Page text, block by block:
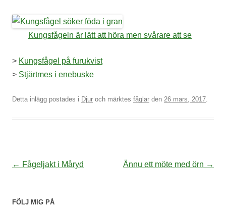
Kungsfågeln är lätt att höra men svårare att se
> Kungsfågel på furukvist
> Stjärtmes i enebuske
Detta inlägg postades i Djur och märktes fåglar den 26 mars, 2017
Inläggsnavigering
← Fågeljakt i Måryd Ännu ett möte med örn →
FÖLJ MIG PÅ